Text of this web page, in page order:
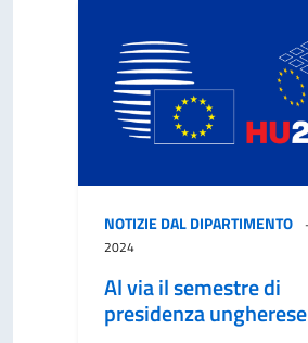
NOTIZIE DAL DIPARTIMENTO
2024
Al via il semestre di
presidenza ungherese